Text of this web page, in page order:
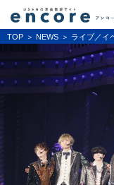
TOP NEWS ライブ／イ